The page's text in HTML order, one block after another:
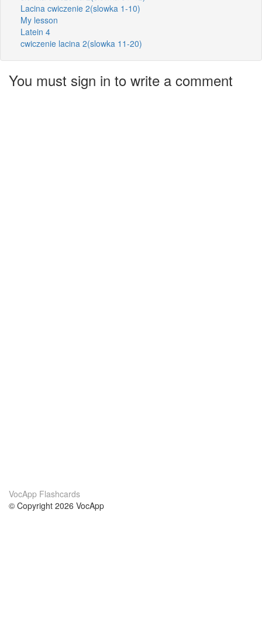
Lacina cwiczenie 2(slowka 1-10)
My lesson
Latein 4
cwiczenie lacina 2(slowka 11-20)
You must sign in to write a comment
VocApp Flashcards
© Copyright 2026 VocApp